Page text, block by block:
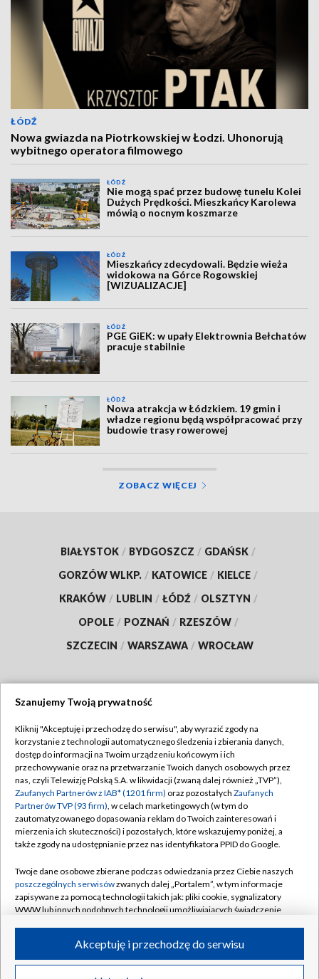
ŁÓDŹ
Nowa gwiazda na Piotrkowskiej w Łodzi. Uhonorują
wybitnego operatora filmowego
ŁÓDŹ
Nie mogą spać przez budowę tunelu Kolei
Dużych Prędkości. Mieszkańcy Karolewa
mówią o nocnym koszmarze
ŁÓDŹ
Mieszkańcy zdecydowali. Będzie wieża
widokowa na Górce Rogowskiej
[WIZUALIZACJE]
ŁÓDŹ
PGE GiEK: w upały Elektrownia Bełchatów
pracuje stabilnie
ŁÓDŹ
Nowa atrakcja w Łódzkiem. 19 gmin i
władze regionu będą współpracować przy
budowie trasy rowerowej
ZOBACZ WIĘCEJ
BIAŁYSTOK / BYDGOSZCZ / GDAŃSK /
GORZÓW WLKP. / KATOWICE / KIELCE /
KRAKÓW / LUBLIN / ŁÓDŹ / OLSZTYN /
OPOLE / POZNAŃ / RZESZÓW /
SZCZECIN / WARSZAWA / WROCŁAW
TVP
Abonament TVP
Emisja w TVP
Centrum informacji TVP
Naziemna Telewizja Cyfrowa
Rada Programowa
System NOS
Informacje o nadawcy
Program dla prasy
Regulamin TVP
Polityka prywatności
Moje zgody
Pomoc
Kontakt
Kanały
©2026 Telewizja Polska S.A. w likwidacji
Szanujemy Twoją prywatność
Kliknij "Akceptuję i przechodzę do serwisu", aby wyrazić zgody na
korzystanie z technologii automatycznego śledzenia i zbierania danych,
dostęp do informacji na Twoim urządzeniu końcowym i ich
przechowywanie oraz na przetwarzanie Twoich danych osobowych przez
nas, czyli Telewizję Polską S.A. w likwidacji (zwaną dalej również „TVP”),
Zaufanych Partnerów z IAB* (1201 firm) oraz pozostałych Zaufanych
Partnerów TVP (93 firm), w celach marketingowych (w tym do
zautomatyzowanego dopasowania reklam do Twoich zainteresowań i
mierzenia ich skuteczności) i pozostałych, które wskazujemy poniżej, a
także zgody na udostępnianie przez nas identyfikatora PPID do Google.
Twoje dane osobowe zbierane podczas odwiedzania przez Ciebie naszych
poszczególnych serwisówzwanych dalej „Portalem”, w tym informacje
zapisywane za pomocą technologii takich jak: pliki cookie, sygnalizatory
WWW lub innych podobnych technologii umożliwiających świadczenie
ruchu w Internecie.
Twoje dane osobowe zbierane podczas odwiedzania przez Ciebie
Akceptuję i przechodzę do serwisu